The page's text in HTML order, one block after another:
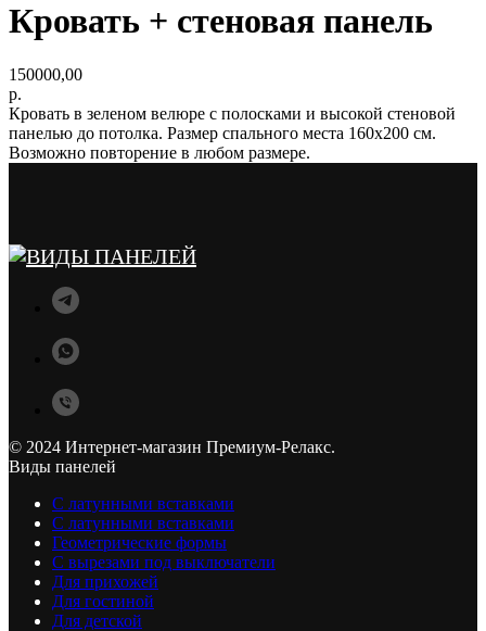
Кровать + стеновая панель
150000,00
р.
Кровать в зеленом велюре с полосками и высокой стеновой
панелью до потолка. Размер спального места 160х200 см.
Возможно повторение в любом размере.
© 2024 Интернет-магазин Премиум-Релакс.
Виды панелей
С латунными вставками
С латунными вставками
Геометрические формы
С вырезами под выключатели
Для прихожей
Для гостиной
Для детской